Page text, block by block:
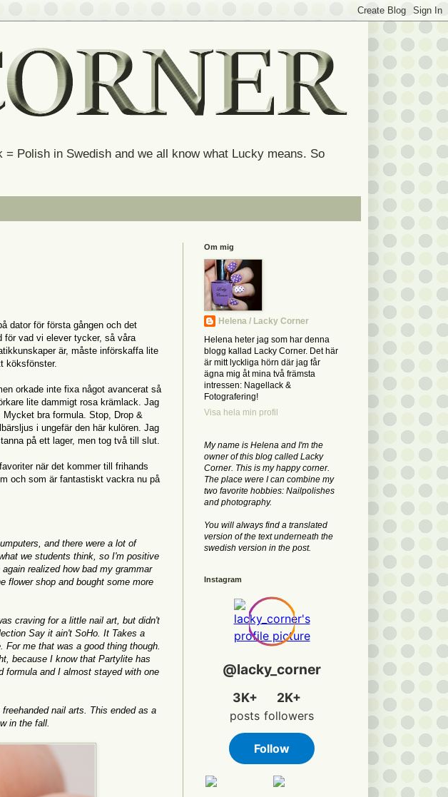
Polish in Swedish and we all know what Lucky means. So
dator för första gången och det
för vad vi elever tycker, så våra
är, måste införskaffa lite
köksfönster.
orkade inte fixa något avancerat så
lite dammigt rosa krämlack. Jag
bra formula. Stop, Drop &
i ungefär den här kulören. Jag
på ett lager, men tog två till slut.
när det kommer till frihands
och som är fantastiskt vackra nu på
and there were a lot of
we students think, so I'm positive
realized how bad my grammar
flower shop and bought some more
craving for a little nail art, but didn't
Say it ain't SoHo. It Takes a
me that was a good thing though.
because I know that Partylite has
formula and I almost stayed with one
nail arts. This ended as a
in the fall.
Om mig
Helena / Lacky Corner
Helena heter jag som har denna
blogg kallad Lacky Corner. Det här
är mitt lyckliga hörn där jag får
ägna mig åt mina två främsta
intressen: Nagellack &
Fotografering!
Visa hela min profil
My name is Helena and I'm the
owner of this blog called Lacky
Corner. This is my happy corner.
The place were I can combine my
two favorite hobbies: Nailpolishes
and photography.
You will always find a translated
version of the text underneath the
swedish version in the post.
Instagram